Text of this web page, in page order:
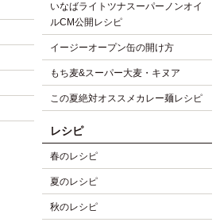
いなばライトツナスーパーノンオイ
ルCM公開レシピ
イージーオープン缶の開け方
もち麦&スーパー大麦・キヌア
この夏絶対オススメカレー麺レシピ
レシピ
春のレシピ
夏のレシピ
秋のレシピ